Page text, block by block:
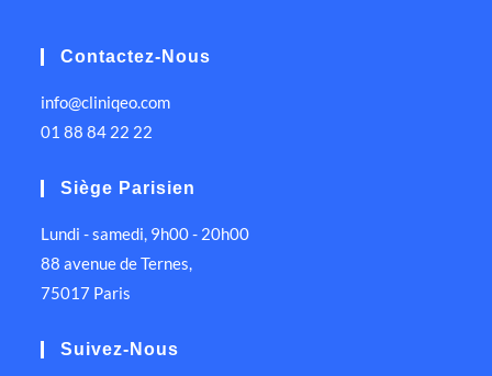
Contactez-Nous
info@cliniqeo.com
01 88 84 22 22
Siège Parisien
Lundi - samedi, 9h00 - 20h00
88 avenue de Ternes,
75017 Paris
Suivez-Nous